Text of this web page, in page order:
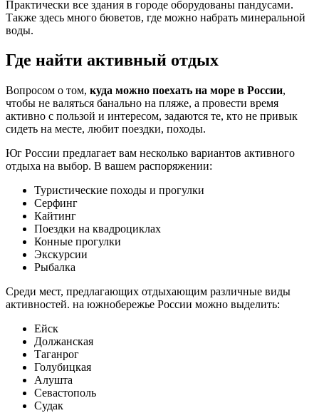
Практически все здания в городе оборудованы пандусами.
Также здесь много бюветов, где можно набрать минеральной
воды.
Где найти активный отдых
Вопросом о том, куда можно поехать на море в России,
чтобы не валяться банально на пляже, а провести время
активно с пользой и интересом, задаются те, кто не привык
сидеть на месте, любит поездки, походы.
Юг России предлагает вам несколько вариантов активного
отдыха на выбор. В вашем распоряжении:
Туристические походы и прогулки
Серфинг
Кайтинг
Поездки на квадроциклах
Конные прогулки
Экскурсии
Рыбалка
Среди мест, предлагающих отдыхающим различные виды
активностей. на южнобережье России можно выделить:
Ейск
Должанская
Таганрог
Голубицкая
Алушта
Севастополь
Судак